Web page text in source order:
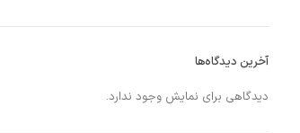
آخرین دیدگاه‌ها
دیدگاهی برای نمایش وجود ندارد.